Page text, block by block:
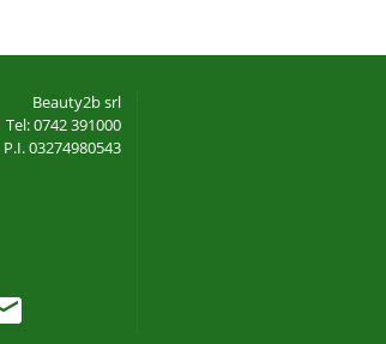
Beauty2b srl
Tel: 0742 391000
P.I. 03274980543